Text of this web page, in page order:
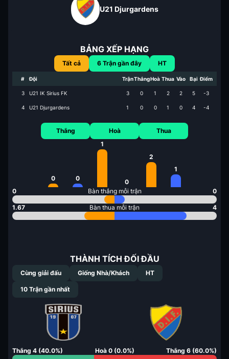
U21 Djurgardens
BẢNG XẾP HẠNG
Tất cả 6 Trận gần đây HT
# Đội TrậnThắngHoà Thua Vào Bại Điểm
3 U21 IK Sirius FK 3 0 1 2 2 5 -3
4 U21 Djurgardens 1 0 0 1 0 4 -4
Thắng
0 0
Hoà
1
0
Thua
2
1
0 Bàn thắng mỗi trận 0
1.67 Bàn thua mỗi trận 4
THÀNH TÍCH ĐỐI ĐẦU
Cùng giải đấu Giống Nhà/Khách HT
10 Trận gần nhất
Thắng 4 (40.0%) Hoà 0(0.0%) Thắng 6 (60.0%)